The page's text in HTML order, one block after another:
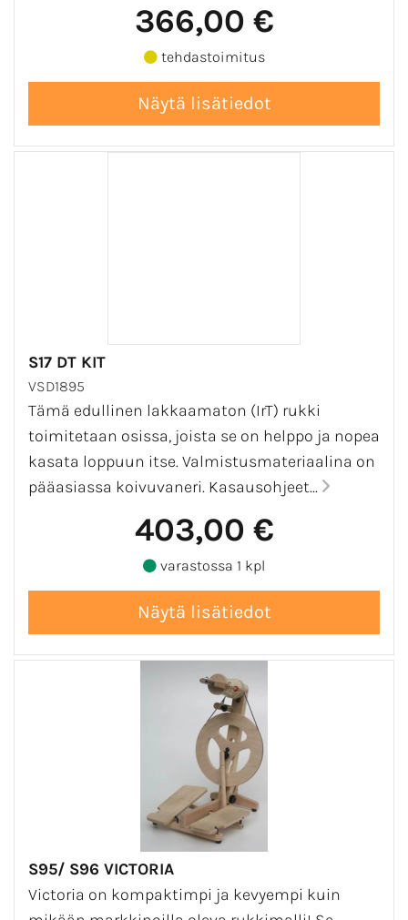
366,00 €
tehdastoimitus
S17 DT KIT
VSD1895
Tämä edullinen lakkaamaton (IrT) rukki
toimitetaan osissa, joista se on helppo ja nopea
kasata loppuun itse. Valmistusmateriaalina on
pääasiassa koivuvaneri. Kasausohjeet...
403,00 €
varastossa 1 kpl
S95/ S96 VICTORIA
Victoria on kompaktimpi ja kevyempi kuin